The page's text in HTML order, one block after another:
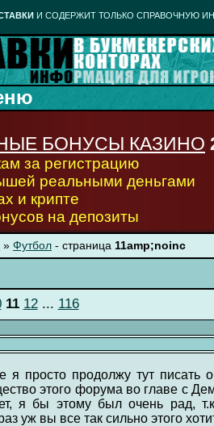
И СОДЕРЖИТ ТОЛЬКО СПРАВОЧНУЮ
БОНУСЫ КАЗИНО
за регистрацию
реальными деньгами
и крипте
на депозиты
» Футбол - страница 11amp;noinc
11 12... 116
я просто продолжу тут писать
этого форума во главе с
я бы этому был очень рад,
уж вы все так сильно этого